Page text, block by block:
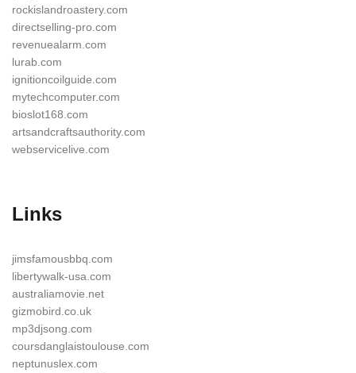
rockislandroastery.com
directselling-pro.com
revenuealarm.com
lurab.com
ignitioncoilguide.com
mytechcomputer.com
bioslot168.com
artsandcraftsauthority.com
webservicelive.com
Links
jimsfamousbbq.com
libertywalk-usa.com
australiamovie.net
gizmobird.co.uk
mp3djsong.com
coursdanglaistoulouse.com
neptunuslex.com